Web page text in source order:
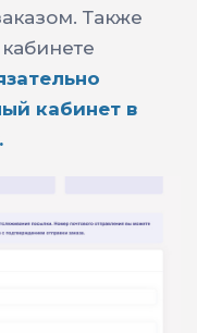
Также
кабинет в